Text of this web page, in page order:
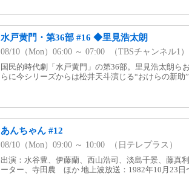
水戸黄門・第36部 #16 ◆里見浩太朗
08/10（Mon）06:00 ～ 07:00 （TBSチャンネル1）
国民的時代劇「水戸黄門」の第36部。里見浩太朗ら
らに今シリーズからは松井天斗演じる“おけらの新助
あんちゃん #12
08/10（Mon）09:00 ～ 10:00 （日テレプラス）
出演：水谷豊、伊藤蘭、西山浩司、淡島千景、藤真
ーター、寺田農 ほか 地上波放送：1982年10月23日